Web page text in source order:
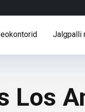
Jalgpalli
Los